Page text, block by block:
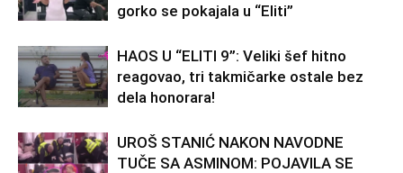
gorko se pokajala u “Eliti”
HAOS U “ELITI 9”: Veliki šef hitno
reagovao, tri takmičarke ostale bez
dela honorara!
UROŠ STANIĆ NAKON NAVODNE
TUČE SA ASMINOM: POJAVILA SE